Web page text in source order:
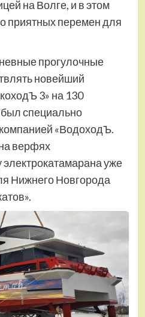
на Волге, и в этом
приятных перемен для
прогулочные
новейший
3» на 130
специально
«ВодоходЪ.
верфях
уже
Нижнего Новгорода